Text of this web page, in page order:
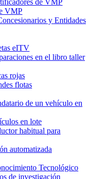
de VMP
VMP
y Entidades
eITV
en el libro taller
rojas
flotas
de un vehículo en
en lote
habitual para
automatizada
Tecnológico
de investigación